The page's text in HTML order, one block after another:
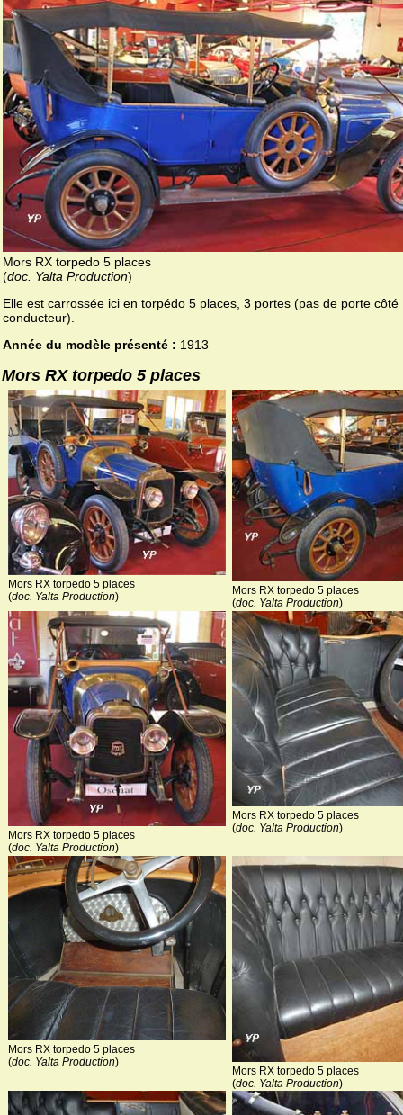
Mors RX torpedo 5 places
(doc. Yalta Production)
Elle est carrossée ici en torpédo 5 places, 3 portes (pas de porte côté
conducteur).
Année du modèle présenté : 1913
Mors RX torpedo 5 places
Mors RX torpedo 5 places
(doc. Yalta Production)
Mors RX torpedo 5 places
(doc. Yalta Production)
Mors RX torpedo 5 places
(doc. Yalta Production)
Mors RX torpedo 5 places
(doc. Yalta Production)
Mors RX torpedo 5 places
(doc. Yalta Production)
Mors RX torpedo 5 places
(doc. Yalta Production)